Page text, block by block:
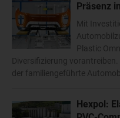
Präsenz
Mit
Plastic
Diversifizierung
der familiengeführte
Hexpol: